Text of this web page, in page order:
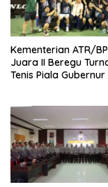
Kementerian ATR/
Juara II Beregu
Tenis Piala Gubernur